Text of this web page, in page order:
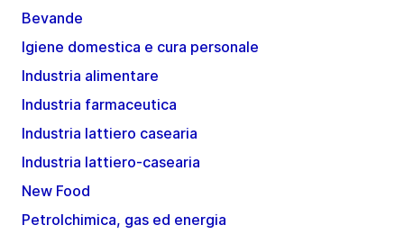
Bevande
Igiene domestica e cura personale
Industria alimentare
Industria farmaceutica
Industria lattiero casearia
Industria lattiero-casearia
New Food
Petrolchimica, gas ed energia